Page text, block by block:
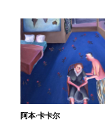
阿本·卡卡尔